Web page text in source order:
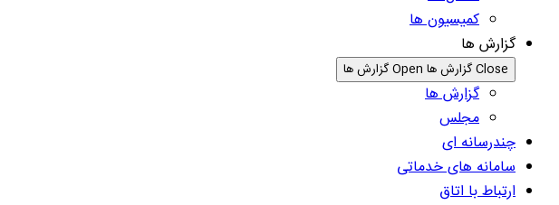
کمیسیون ها
گزارش ها
Close گزارش ها Open گزارش ها
گزارش ها
مجلس
چندرسانه ای
سامانه های خدماتی
ارتباط با اتاق